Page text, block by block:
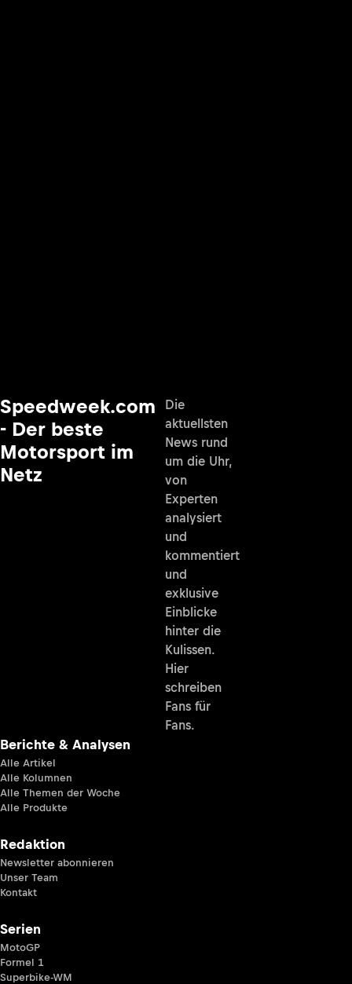
Speedweek.com
- Der beste
Motorsport im
Netz
Die
aktuellsten
News rund
um die Uhr,
von
Experten
analysiert
und
kommentiert
und
exklusive
Einblicke
hinter die
Kulissen.
Hier
schreiben
Fans für
Fans.
Berichte & Analysen
Alle Artikel
Alle Kolumnen
Alle Themen der Woche
Alle Produkte
Redaktion
Newsletter abonnieren
Unser Team
Kontakt
Serien
MotoGP
Formel 1
Superbike-WM